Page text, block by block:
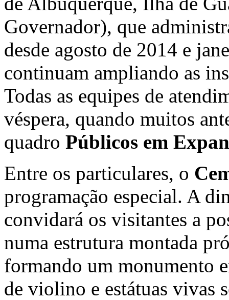
Governador), que
desde agosto de 2014 e
continuam ampliando as
Todas as equipes de
véspera, quando muitos
quadro Públicos em
Entre os particulares, o
programação especial. A
convidará os visitantes a
numa estrutura montada
formando um monumento
de violino e estátuas vivas